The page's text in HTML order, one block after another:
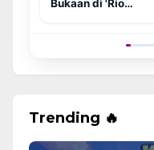
Lolos 16 Besar
Trending 🔥